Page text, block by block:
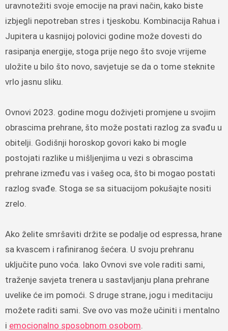
uravnotežiti svoje emocije na pravi način, kako biste
izbjegli nepotreban stres i tjeskobu. Kombinacija Rahua i
Jupitera u kasnijoj polovici godine može dovesti do
rasipanja energije, stoga prije nego što svoje vrijeme
uložite u bilo što novo, savjetuje se da o tome steknite
vrlo jasnu sliku.
Ovnovi 2023. godine mogu doživjeti promjene u svojim
obrascima prehrane, što može postati razlog za svađu u
obitelji. Godišnji horoskop govori kako bi mogle
postojati razlike u mišljenjima u vezi s obrascima
prehrane između vas i vašeg oca, što bi mogao postati
razlog svađe. Stoga se sa situacijom pokušajte nositi
zrelo.
Ako želite smršaviti držite se podalje od espressa, hrane
sa kvascem i rafiniranog šećera. U svoju prehranu
uključite puno voća. Iako Ovnovi sve vole raditi sami,
traženje savjeta trenera u sastavljanju plana prehrane
uvelike će im pomoći. S druge strane, jogu i meditaciju
možete raditi sami. Sve ovo vas može učiniti i mentalno
i emocionalno sposobnom osobom.